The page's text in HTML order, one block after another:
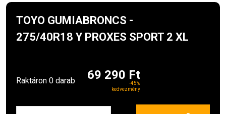
TOYO GUMIABRONCS -
275/40R18 Y PROXES SPORT 2 XL
Raktáron 0 darab 69 290 Ft
-45%
kedvezmény